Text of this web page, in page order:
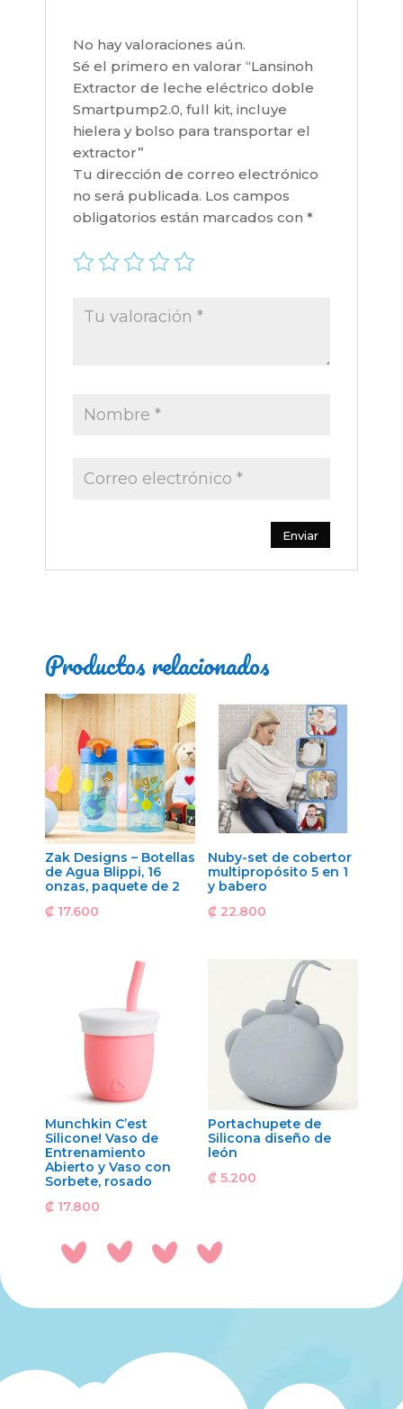
el
extractor
cantidad
No hay valoraciones aún.
Sé el primero en valorar “Lansinoh
Extractor de leche eléctrico doble
Smartpump2.0, full kit, incluye
hielera y bolso para transportar el
extractor”
Tu dirección de correo electrónico
no será publicada. Los campos
obligatorios están marcados con *
Productos relacionados
Zak Designs – Botellas
de Agua Blippi, 16
onzas, paquete de 2
₡ 17.600
Nuby-set de cobertor
multipropósito 5 en 1
y babero
₡22.800
Munchkin C’est
Silicone! Vaso de
Entrenamiento
Abierto y Vaso con
Sorbete, rosado
₡ 17.800
Portachupete de
Silicona diseño de
león
₡5.200